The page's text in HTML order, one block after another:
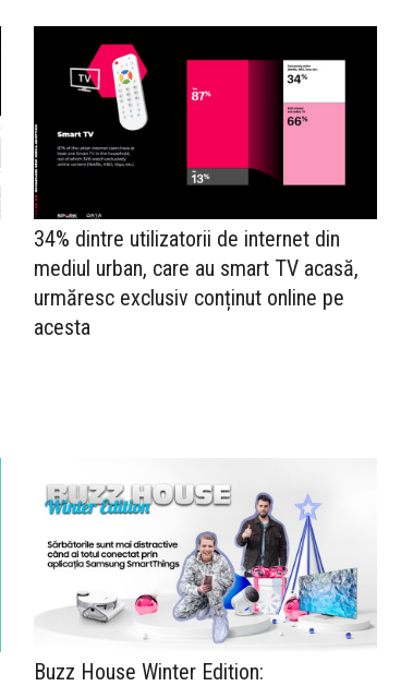
34% dintre utilizatorii de internet din
mediul urban, care au smart TV acasă,
urmăresc exclusiv conținut online pe
acesta
Buzz House Winter Edition: